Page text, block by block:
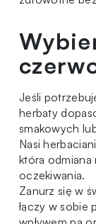
Jeśli
herbaty
smakowych
Nasi
która
oczekiwania.
Zanurz się w
łączy w sobie